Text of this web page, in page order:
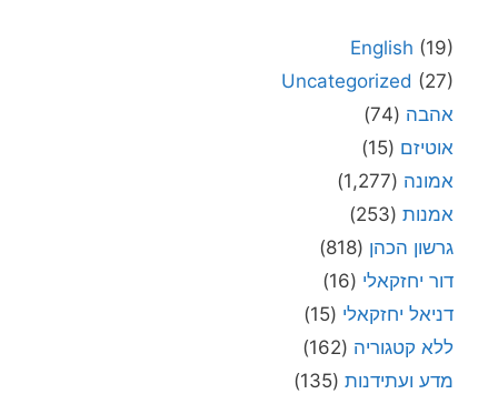
English (19)
Uncategorized (27)
אהבה (74)
אוטיזם (15)
אמונה (1,277)
אמנות (253)
גרשון הכהן (818)
דור יחזקאלי (16)
דניאל יחזקאלי (15)
ללא קטגוריה (162)
מדע ועתידנות (135)